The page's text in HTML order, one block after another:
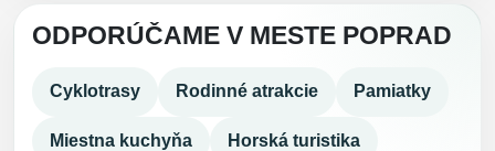
ODPORÚČAME V MESTE POPRAD
Cyklotrasy Rodinné atrakcie Pamiatky
Miestna kuchyňa Horská turistika